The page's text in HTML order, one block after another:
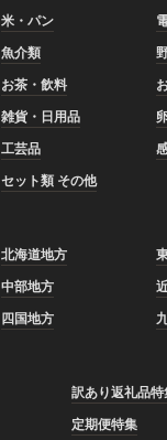
米・パン
魚介類
お茶・飲料
雑貨・日用品
工芸品
セット類 その他
北海道地方
中部地方
四国地方
訳あり返礼品特
定期便特集